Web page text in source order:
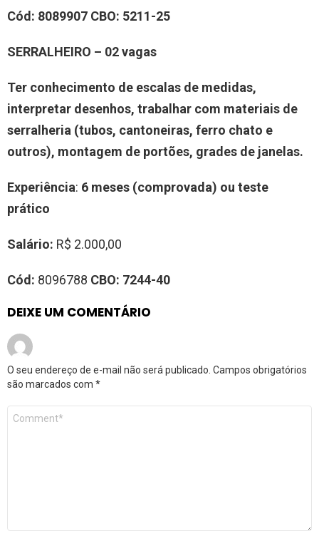
Cód: 8089907 CBO: 5211-25
SERRALHEIRO – 02 vagas
Ter conhecimento de escalas de medidas,
interpretar desenhos, trabalhar com materiais de
serralheria (tubos, cantoneiras, ferro chato e
outros), montagem de portões, grades de janelas.
Experiência: 6 meses (comprovada) ou teste
prático
Salário: R$ 2.000,00
Cód: 8096788 CBO: 7244-40
DEIXE UM COMENTÁRIO
O seu endereço de e-mail não será publicado. Campos obrigatórios
são marcados com *
Comentário